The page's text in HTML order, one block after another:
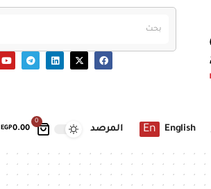
0
EGP0.00 English
En المرصد